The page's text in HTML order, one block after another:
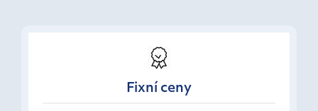
Fixní ceny